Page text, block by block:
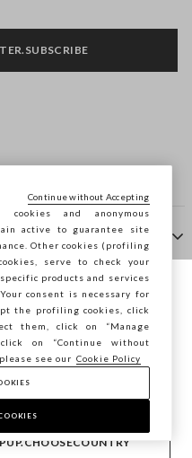
-
Portugal,
Portugal
and anonymous
active to guarantee site
Other cookies (profiling
serve to check your
products and services
consent is necessary for
the profiling cookies, click
them, click on “Manage
on “Continue without
see our Cookie Policy
Continue without Accepting